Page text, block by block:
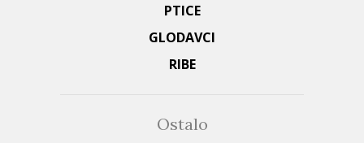
PTICE
GLODAVCI
RIBE
Ostalo